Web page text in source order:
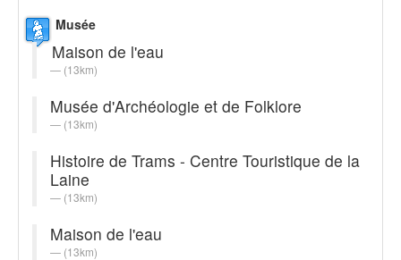
Musée
Maison de l'eau
(13km)
Musée d'Archéologie et de Folklore
(13km)
Histoire de Trams - Centre Touristique de la
Laine
(13km)
Maison de l'eau
(13km)